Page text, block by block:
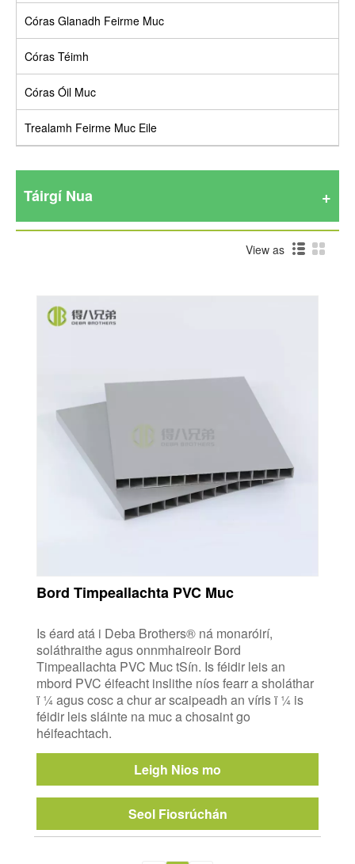
Córas Glanadh Feirme Muc
Córas Téimh
Córas Óil Muc
Trealamh Feirme Muc Eile
Táirgí Nua
View as
Bord Timpeallachta PVC Muc
Is éard atá i Deba Brothers® ná monaróirí,
soláthraithe agus onnmhaireoir Bord
Timpeallachta PVC Muc tSín. Is féidir leis an
mbord PVC éifeacht inslithe níos fearr a sholáthar
ï ¼ agus cosc ​​a chur ar scaipeadh an víris ï ¼ is
féidir leis sláinte na muc a chosaint go
héifeachtach.
Leigh Nios mo
Seol Fiosrúchán